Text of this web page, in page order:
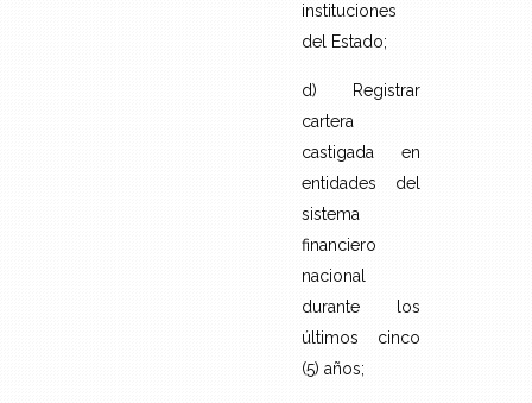
instituciones
del Estado;
d) Registrar
cartera
castigada en
entidades del
sistema
financiero
nacional
durante los
últimos cinco
(5) años;